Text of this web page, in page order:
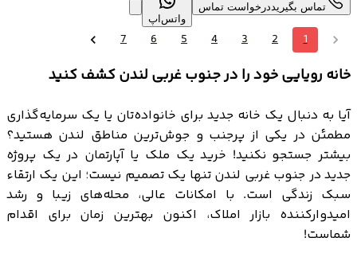
تماس بگیریددرخواست تماس
واتس‌اپ
1
2
3
4
5
6
7
خانه رویایی خود را در جنوب غربی لندن کشف کنید
آیا به دنبال یک خانه جدید برای خانواده‌تان یا یک سرمایه‌گذاری
مطمئن در یکی از پرجنب و جوش‌ترین مناطق لندن هستید؟
بیشتر جستجو نکنید! خرید یک ملک یا آپارتمان در یک پروژه
جدید در جنوب غربی لندن تنها یک تصمیم نیست؛ این یک ارتقاء
سبک زندگی است. با امکانات عالی، محله‌های زیبا و رشد
امیدوارکننده بازار املاک، اکنون بهترین زمان برای اقدام
شماست!